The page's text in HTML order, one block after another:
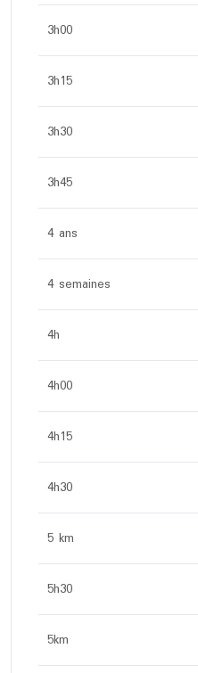
3h00
3h15
3h30
3h45
4 ans
4 semaines
4h
4h00
4h15
4h30
5 km
5h30
5km